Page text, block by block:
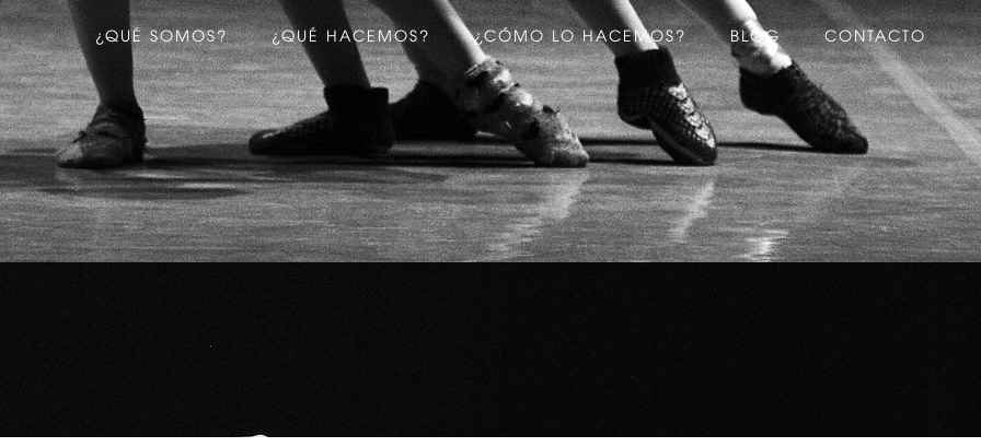
¿QUÉ SOMOS? ¿QUÉ HACEMOS? ¿CÓMO LO HACEMOS? BLOG CONTACTO